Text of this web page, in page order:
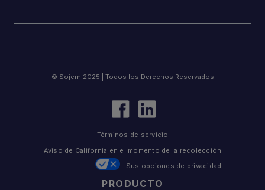
PRODUCTO
© Sojern 2025 | Todos los Derechos Reservados
Términos de servicio
Aviso de California en el momento de la recolección
Sus opciones de privacidad